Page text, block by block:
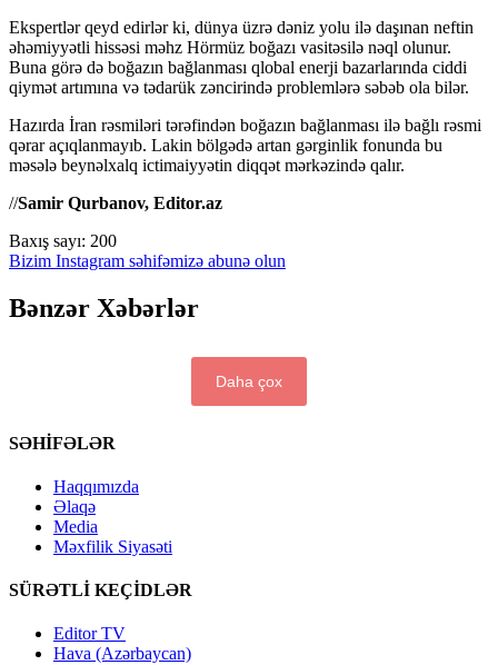
Ekspertlər qeyd edirlər ki, dünya üzrə dəniz yolu ilə daşınan neftin
əhəmiyyətli hissəsi məhz Hörmüz boğazı vasitəsilə nəql olunur.
Buna görə də boğazın bağlanması qlobal enerji bazarlarında ciddi
qiymət artımına və tədarük zəncirində problemlərə səbəb ola bilər.
Hazırda İran rəsmiləri tərəfindən boğazın bağlanması ilə bağlı rəsmi
qərar açıqlanmayıb. Lakin bölgədə artan gərginlik fonunda bu
məsələ beynəlxalq ictimaiyyətin diqqət mərkəzində qalır.
//Samir Qurbanov, Editor.az
Baxış sayı: 200
Bizim Instagram səhifəmizə abunə olun
Bənzər Xəbərlər
Daha çox
SƏHİFƏLƏR
Haqqımızda
Əlaqə
Media
Məxfilik Siyasəti
SÜRƏTLİ KEÇİDLƏR
Editor TV
Hava (Azərbaycan)